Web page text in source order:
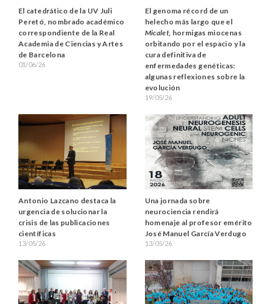
El catedrático de la UV Juli
Peretó, nombrado académico
correspondiente de la Real
Academia de Ciencias y Artes
de Barcelona
01/06/26
El genoma récord de un
helecho más largo que el
Micalet, hormigas miocenas
orbitando por el espacio y la
cura definitiva de
enfermedades genéticas:
algunas reflexiones sobre la
evolución
19/05/26
Antonio Lazcano destaca la
urgencia de solucionar la
crisis de las publicaciones
científicas
13/05/26
Una jornada sobre
neurociencia rendirá
homenaje al profesor emérito
José Manuel García Verdugo
13/05/26